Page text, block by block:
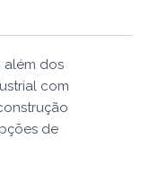
além dos
com
de